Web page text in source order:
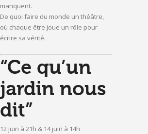
manquent.
De quoi faire du monde un théâtre,
où chaque être joue un rôle pour
écrire sa vérité.
“Ce qu’un
jardin nous
dit”
12 juin à 21h & 14 juin à 14h